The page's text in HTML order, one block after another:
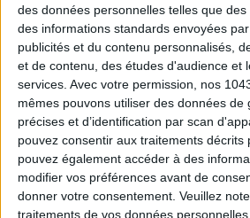
des données personnelles telles que
des informations standards envoyées
publicités et du contenu personnalisés,
et de contenu, des études d'audience et
services. Avec votre permission, nos
mêmes pouvons utiliser des données de
précises et d’identification par scan
pouvez consentir aux traitements décrits
pouvez également accéder à des
modifier vos préférences avant de
donner votre consentement. Veuillez
traitements de vos données